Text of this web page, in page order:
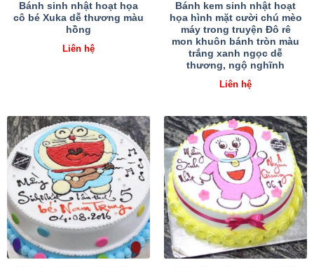
Bánh sinh nhật hoạt họa
cô bé Xuka dễ thương màu
hồng
Liên hệ
Bánh kem sinh nhật hoạt
họa hình mặt cười chú mèo
máy trong truyện Đô rê
mon khuôn bánh tròn màu
trắng xanh ngọc dễ
thương, ngộ nghĩnh
Liên hệ